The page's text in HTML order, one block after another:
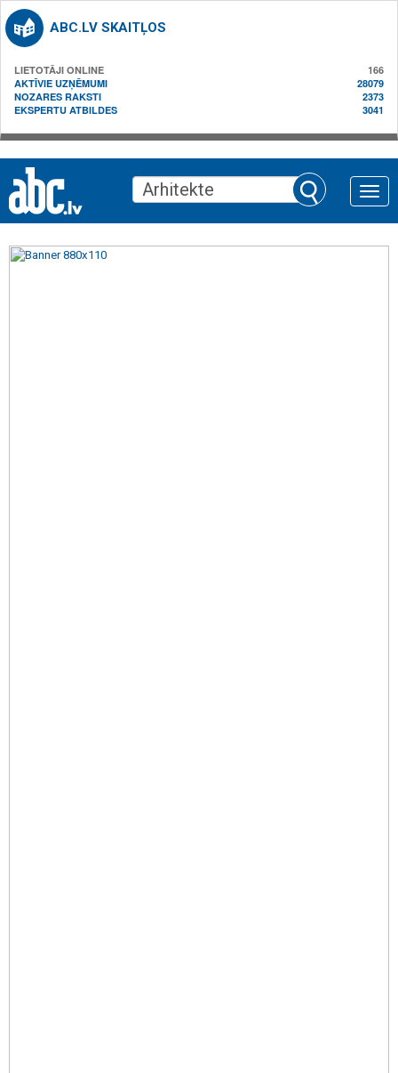
ABC.LV SKAITĻOS
LIETOTĀJI ONLINE
166
AKTĪVIE UZŅĒMUMI
28079
NOZARES RAKSTI
2373
EKSPERTU ATBILDES
3041
Toggle